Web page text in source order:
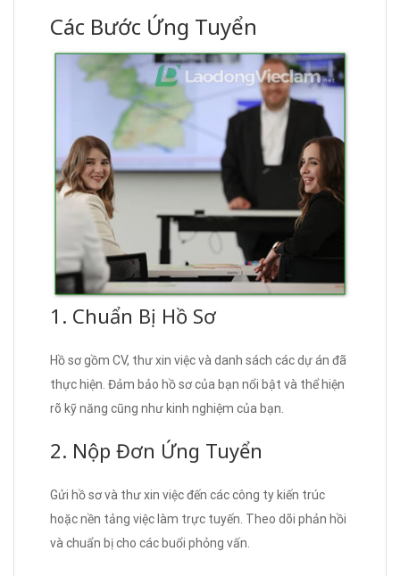
Các Bước Ứng Tuyển
1. Chuẩn Bị Hồ Sơ
Hồ sơ gồm CV, thư xin việc và danh sách các dự án đã
thực hiện. Đảm bảo hồ sơ của bạn nổi bật và thể hiện
rõ kỹ năng cũng như kinh nghiệm của bạn.
2. Nộp Đơn Ứng Tuyển
Gửi hồ sơ và thư xin việc đến các công ty kiến trúc
hoặc nền tảng việc làm trực tuyến. Theo dõi phản hồi
và chuẩn bị cho các buổi phỏng vấn.